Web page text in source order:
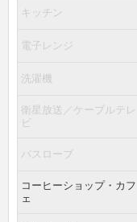
キッチン
電子レンジ
洗濯機
衛星放送／ケーブルテレ
ビ
バスローブ
コーヒーショップ・カフ
ェ